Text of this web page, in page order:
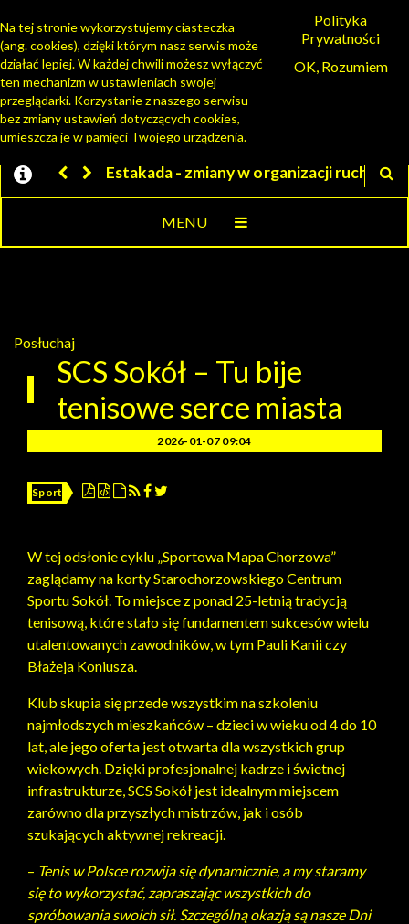
PORTAL MIESZKAŃCA
- zmiany w organizacji ruchuJesteśmy w EZD
MENU
Posłuchaj
SCS Sokół – Tu bije
tenisowe serce miasta
2026-01-07 09:04
Sport
W tej odsłonie cyklu „Sportowa Mapa Chorzowa”
zaglądamy na korty Starochorzowskiego Centrum
Sportu Sokół. To miejsce z ponad 25-letnią tradycją
tenisową, które stało się fundamentem sukcesów wielu
utalentowanych zawodników, w tym Pauli Kanii czy
Błażeja Koniusza.
Klub skupia się przede wszystkim na szkoleniu
najmłodszych mieszkańców – dzieci w wieku od 4 do 10
lat, ale jego oferta jest otwarta dla wszystkich grup
wiekowych. Dzięki profesjonalnej kadrze i świetnej
infrastrukturze, SCS Sokół jest idealnym miejscem
zarówno dla przyszłych mistrzów, jak i osób
szukających aktywnej rekreacji.
– Tenis w Polsce rozwija się dynamicznie, a my staramy
się to wykorzystać, zapraszając wszystkich do
spróbowania swoich sił. Szczególną okazją są nasze Dni
Polityka
Prywatności
OK, Rozumiem
Na tej stronie wykorzystujemy ciasteczka
(ang. cookies), dzięki którym nasz serwis może
działać lepiej. W każdej chwili możesz wyłączyć
ten mechanizm w ustawieniach swojej
przeglądarki. Korzystanie z naszego serwisu
bez zmiany ustawień dotyczących cookies,
umieszcza je w pamięci Twojego urządzenia.